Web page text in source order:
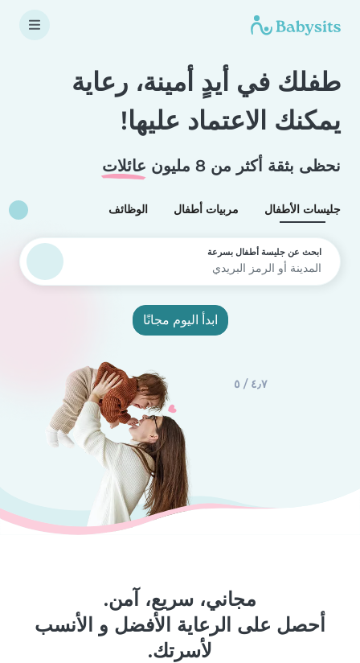
طفلك في أيدٍ أمينة، رعاية
يمكنك الاعتماد عليها!
نحظى بثقة أكثر من 8 مليون عائلات
جليسات الأطفال مربيات أطفال الوظائف
ابحث عن جليسة أطفال بسرعة
ابدأ اليوم مجانًا
٤٫٧ / ٥
مجاني، سريع، آمن.
أحصل على الرعاية الأفضل و الأنسب
لأسرتك.